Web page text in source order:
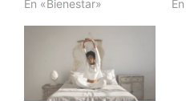
En «Bienestar»